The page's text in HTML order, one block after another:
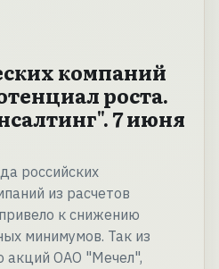
компаний
роста.
7 июня
российских
из расчетов
к снижению
минимумов. Так из
акций ОАО "Мечел",